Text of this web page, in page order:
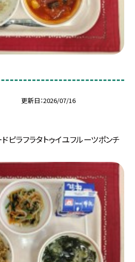
更新日 2026/07/16
ピラフラタトゥイユフルーツポンチ